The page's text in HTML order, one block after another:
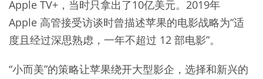
Apple TV+，当时只拿出了10亿美元。2019年
Apple 高管接受访谈时曾描述苹果的电影战略为“适
度且经过深思熟虑，一年不超过 12 部电影”。
“小而美”的策略让苹果绕开大型影企，选择和新兴的